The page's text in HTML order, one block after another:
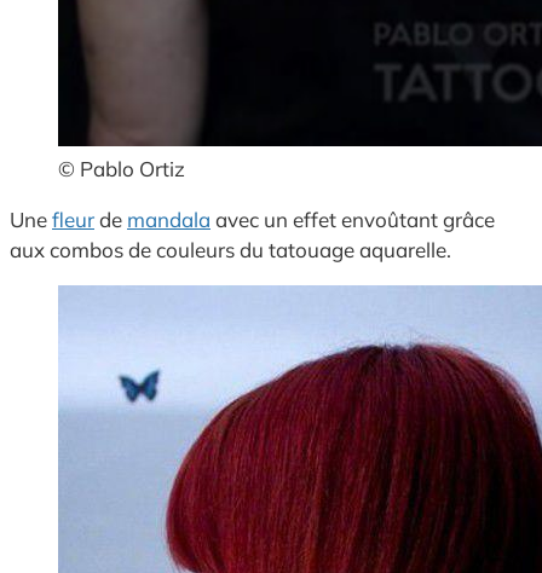
© Pablo Ortiz
Unefleurde mandala avec un effet envoûtant grâce
aux combos de couleurs du tatouage aquarelle.